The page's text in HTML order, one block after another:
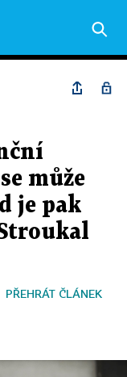
může
je pak
PŘEHRÁT ČLÁNEK